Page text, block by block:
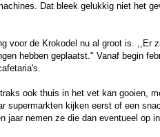
Dat bleek gelukkig niet het
voor de Krokodel nu al groot is. ,,Er
hebben geplaatst." Vanaf begin
ook thuis in het vet kan gooien,
supermarkten kijken eerst of een
jaar nemen ze die dan eventueel op